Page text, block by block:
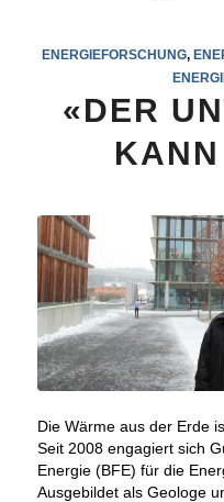
ENERGIEFORSCHUNG,
«DER
Die Wärme aus der Erde
Seit 2008 engagiert sich
Energie (BFE) für die
Ausgebildet als Geologe